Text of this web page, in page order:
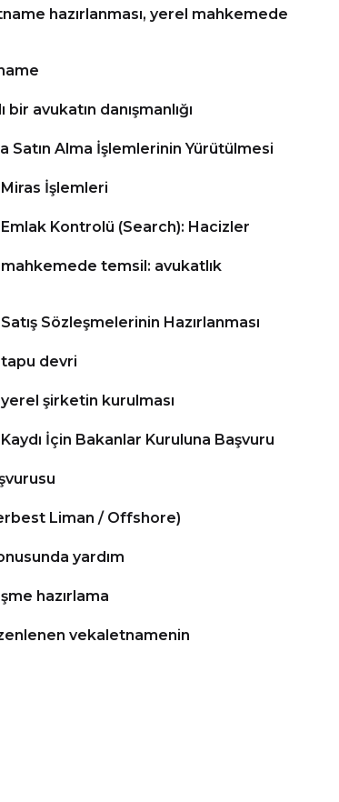
hazırlanması, yerel mahkemede
bir avukatın danışmanlığı
Satın Alma İşlemlerinin Yürütülmesi
Miras İşlemleri
Emlak Kontrolü (Search): Hacizler
mahkemede temsil: avukatlık
Satış Sözleşmelerinin Hazırlanması
tapu devri
yerel şirketin kurulması
İçin Bakanlar Kuruluna Başvuru
Liman / Offshore)
yardım
hazırlama
vekaletnamenin